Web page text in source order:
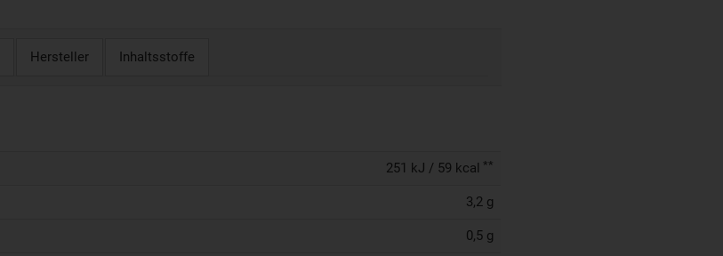
Hersteller Inhaltsstoffe
251 kJ / 59 kcal **
3,2 g
0,5 g